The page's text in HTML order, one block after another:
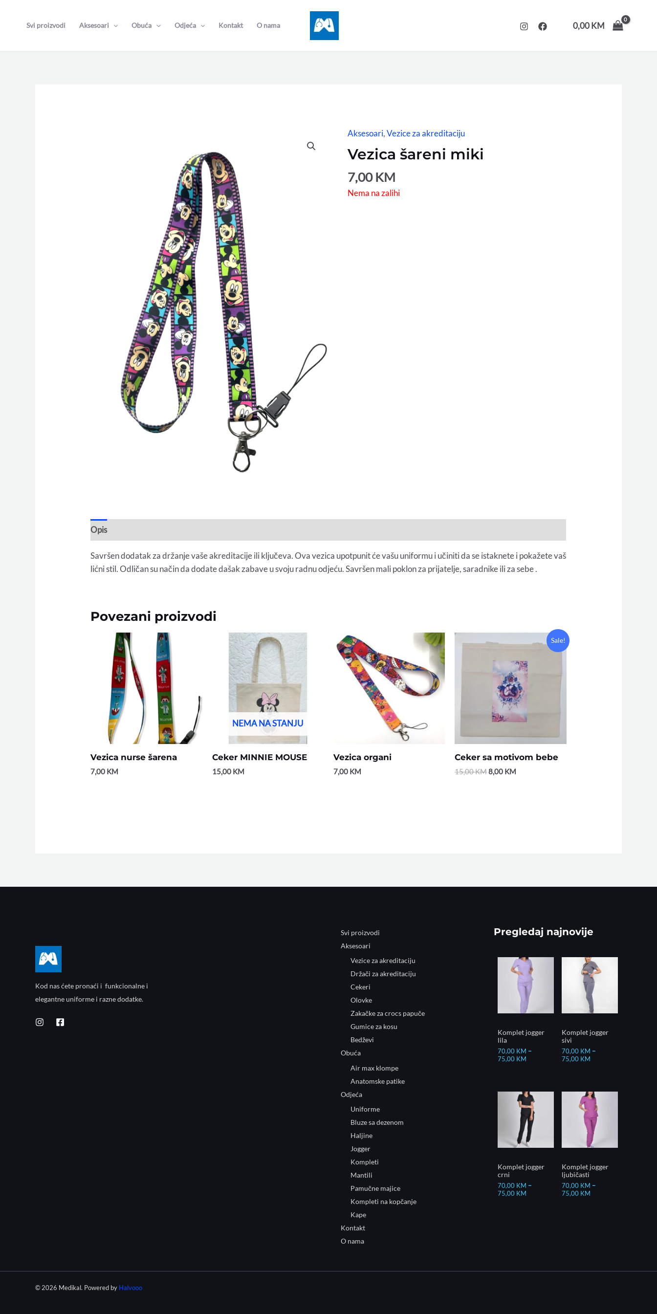
Svi proizvodi Aksesoari Obuća Odjeća Kontakt O nama 0,00KM
Aksesoari,Vezice za akreditaciju
Vezica šareni miki
7,00 KM
Nema na zalihi
Opis
Savršen dodatak za držanje vaše akreditacije ili ključeva. Ova vezica upotpunit će vašu uniformu i učiniti da se istaknete i pokažete vaš
lićni stil. Odličan su način da dodate dašak zabave u svoju radnu odjeću. Savršen mali poklon za prijatelje, saradnike ili za sebe .
Povezani proizvodi
Vezica nurse šarena
7,00 KM
NEMA NA STANJU
Ceker MINNIE MOUSE
15,00 KM
Vezica organi
7,00 KM
Sale!
Ceker sa motivom bebe
15,00KM
price
15,00 KM.
8,00 KM
price
8,00 KM.
Kod nas ćete pronaći i funkcionalne i
elegantne uniforme i razne dodatke.
Svi proizvodi
Aksesoari
Vezice za akreditaciju
Držači za akreditaciju
Cekeri
Olovke
Zakačke za crocs papuče
Gumice za kosu
Bedževi
Obuća
Air max klompe
Anatomske patike
Odjeća
Uniforme
Bluze sa dezenom
Haljine
Jogger
Kompleti
Mantili
Pamučne majice
Kompleti na kopčanje
Kape
Kontakt
O nama
Pregledaj najnovije
Komplet jogger
lila
70,00 KM –
75,00 KM
Komplet jogger
sivi
70,00 KM –
75,00 KM
Komplet jogger
crni
70,00 KM –
75,00 KM
Komplet jogger
ljubičasti
70,00 KM –
75,00 KM
© 2026 Medikal. Powered by Halvooo